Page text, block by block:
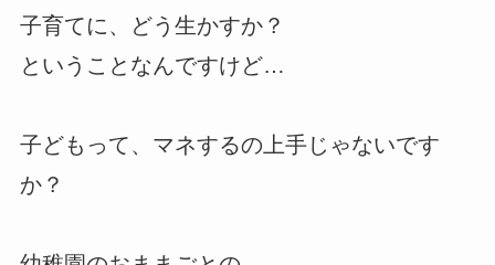
子育てに、どう生かすか？
ということなんですけど…
子どもって、マネするの上手じゃないです
か？